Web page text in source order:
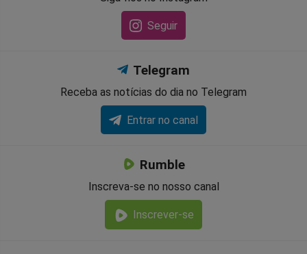
Seguir
Telegram
Receba as notícias do dia no Telegram
Entrar no canal
Rumble
Inscreva-se no nosso canal
Inscrever-se